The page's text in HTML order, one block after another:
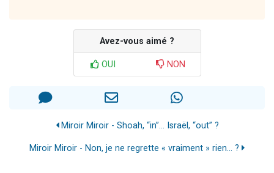
Avez-vous aimé ?
OUI NON
Miroir Miroir - Shoah, “in”… Israël, “out” ?
Miroir Miroir - Non, je ne regrette « vraiment » rien… ?